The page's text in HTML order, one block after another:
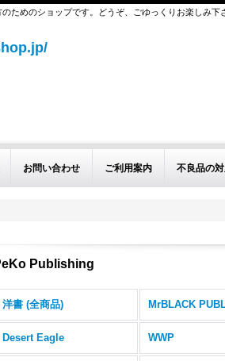
ためのショップです。どうぞ、ごゆっくりお楽しみ下
お問い合わせ ご利用案内 不良品の
Publishing
洋書 (全商品) MrBLACK
Desert Eagle WWP